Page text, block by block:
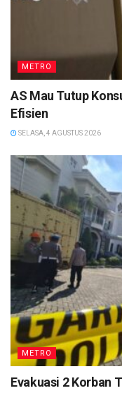
METRO
AS Mau Tutup
Efisien
SELASA, 4 AGUSTUS 2026
METRO
Evakuasi 2 Korban